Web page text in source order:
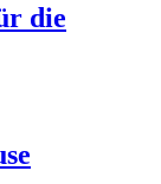
die